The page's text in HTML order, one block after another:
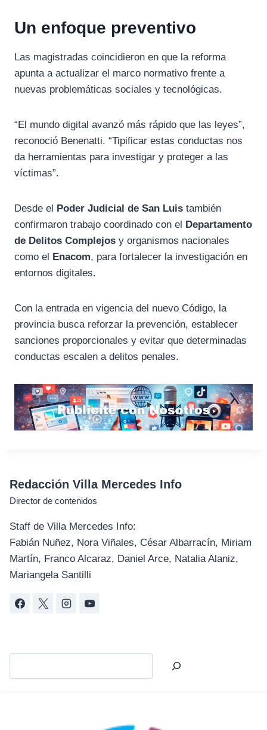
Un enfoque preventivo
Las magistradas coincidieron en que la reforma
apunta a actualizar el marco normativo frente a
nuevas problemáticas sociales y tecnológicas.
“El mundo digital avanzó más rápido que las leyes”,
reconoció Benenatti. “Tipificar estas conductas nos
da herramientas para investigar y proteger a las
víctimas”.
Desde el Poder Judicial de San Luis también
confirmaron trabajo coordinado con el Departamento
de Delitos Complejos y organismos nacionales
como el Enacom, para fortalecer la investigación en
entornos digitales.
Con la entrada en vigencia del nuevo Código, la
provincia busca reforzar la prevención, establecer
sanciones proporcionales y evitar que determinadas
conductas escalen a delitos penales.
Redacción Villa Mercedes Info
Director de contenidos
Staff de Villa Mercedes Info:
Fabián Nuñez, Nora Viñales, César Albarracín, Miriam
Martín, Franco Alcaraz, Daniel Arce, Natalia Alaniz,
Mariangela Santilli